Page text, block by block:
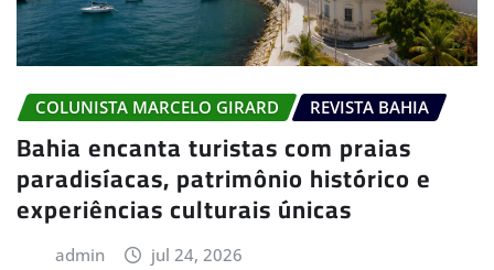
COLUNISTA MARCELO GIRARD REVISTA BAHIA
Bahia encanta turistas com praias
paradisíacas, patrimônio histórico e
experiências culturais únicas
admin jul 24, 2026